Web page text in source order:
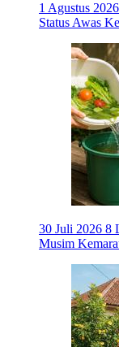
1 Agustus 2026
Status Awas
30 Juli 2026 8
Musim